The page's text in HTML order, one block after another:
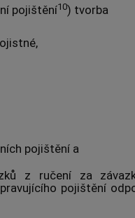
pojištění10) tvorba
pojištění a
z ručení za
pojištění